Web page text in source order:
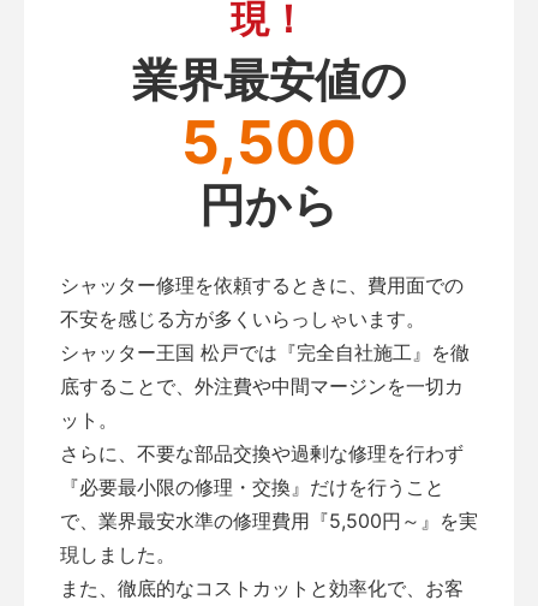
現！
業界最安値の
5,500
円から
シャッター修理を依頼するときに、費用面での
不安を感じる方が多くいらっしゃいます。
シャッター王国 松戸では『完全自社施工』を徹
底することで、外注費や中間マージンを一切カ
ット。
さらに、不要な部品交換や過剰な修理を行わず
『必要最小限の修理・交換』だけを行うこと
で、業界最安水準の修理費用『5,500円～』を実
現しました。
また、徹底的なコストカットと効率化で、お客